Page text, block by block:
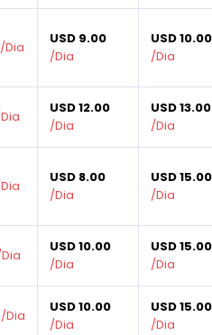
/Dia
USD 9.00
/Dia
USD 10.00
/Dia
Dia
USD 12.00
/Dia
USD 13.00
/Dia
Dia
USD 8.00
/Dia
USD 15.00
/Dia
Dia
USD 10.00
/Dia
USD 15.00
/Dia
/Dia
USD 10.00
/Dia
USD 15.00
/Dia